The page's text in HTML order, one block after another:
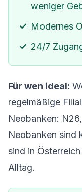
weniger
Modernes
24/7
Für wen ideal:
regelmäßige
Neobanken:
Neobanken sind
sind in
Alltag.